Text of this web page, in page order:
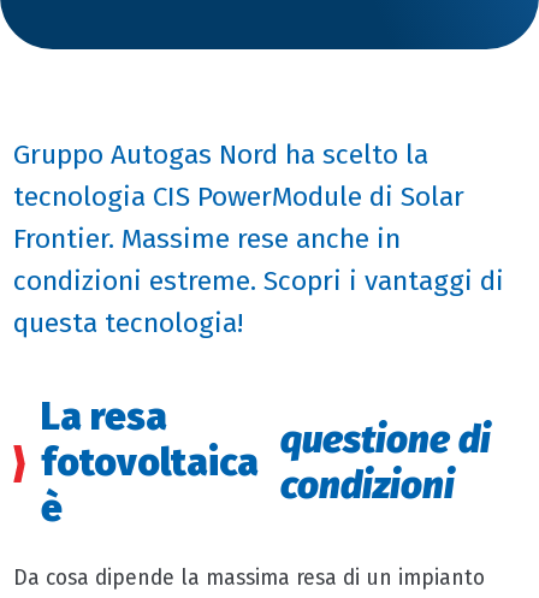
Gruppo Autogas Nord ha scelto la
tecnologia CIS PowerModule di Solar
Frontier. Massime rese anche in
condizioni estreme. Scopri i vantaggi di
questa tecnologia!
La resa
fotovoltaica
è
questione di
condizioni
Da cosa dipende la massima resa di un impianto